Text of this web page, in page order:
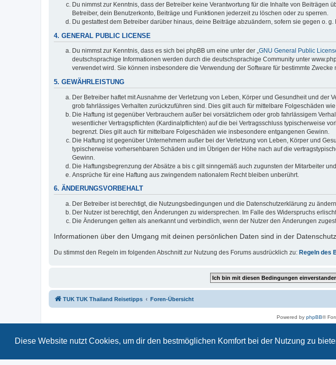
Diese Website nutzt Cookies, um dir den bestmöglichen Komfort bei der Nutzung zu
Du nimmst zur Kenntnis, dass der Betreiber keine Verantwortung für die Inhalte von
Betreiber, dein Benutzerkonto, Beiträge und Funktionen jederzeit zu löschen oder zu sperren.
Du gestattest dem Betreiber darüber hinaus, deine Beiträge abzuändern, sofern sie gegen o.
4. GENERAL PUBLIC LICENSE
Du nimmst zur Kenntnis, dass es sich bei phpBB um eine unter der „GNU General Public
deutschsprachige Informationen werden durch die deutschsprachige Community unter
verwendet wird. Sie können insbesondere die Verwendung der Software für bestimmte
5. GEWÄHRLEISTUNG
Der Betreiber haftet mit Ausnahme der Verletzung von Leben, Körper und Gesundheit und
grob fahrlässiges Verhalten zurückzuführen sind. Dies gilt auch für mittelbare Folgeschäden
Die Haftung ist gegenüber Verbrauchern außer bei vorsätzlichem oder grob fahrlässigem
wesentlicher Vertragspflichten (Kardinalpflichten) auf die bei Vertragsschluss typischerweise
begrenzt. Dies gilt auch für mittelbare Folgeschäden wie insbesondere entgangenen Gewinn.
Die Haftung ist gegenüber Unternehmern außer bei der Verletzung von Leben, Körper und
typischerweise vorhersehbaren Schäden und im Übrigen der Höhe nach auf die
Gewinn.
Die Haftungsbegrenzung der Absätze a bis c gilt sinngemäß auch zugunsten der Mitarbeiter
Ansprüche für eine Haftung aus zwingendem nationalem Recht bleiben unberührt.
6. ÄNDERUNGSVORBEHALT
Der Betreiber ist berechtigt, die Nutzungsbedingungen und die Datenschutzerklärung zu
Der Nutzer ist berechtigt, den Änderungen zu widersprechen. Im Falle des Widerspruchs
Die Änderungen gelten als anerkannt und verbindlich, wenn der Nutzer den Änderungen
Informationen über den Umgang mit deinen persönlichen Daten sind in der
Du stimmst den Regeln im folgenden Abschnitt zur Nutzung des Forums ausdrücklich zu: Regeln des
TUK TUK Thailand Reisetipps Foren-Übersicht
Powered by phpBB®